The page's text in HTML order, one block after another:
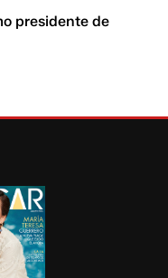
presidente de